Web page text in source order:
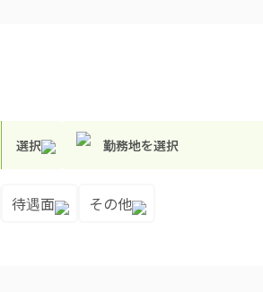
選択 勤務地を選択
待遇面 その他